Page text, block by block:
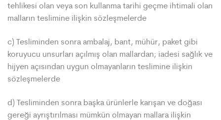
tehlikesi olan veya son kullanma tarihi geçme ihtimali olan
malların teslimine ilişkin sözleşmelerde
c) Tesliminden sonra ambalaj, bant, mühür, paket gibi
koruyucu unsurları açılmış olan mallardan; iadesi sağlık ve
hijyen açısından uygun olmayanların teslimine ilişkin
sözleşmelerde
d) Tesliminden sonra başka ürünlerle karışan ve doğası
gereği ayrıştırılması mümkün olmayan mallara ilişkin